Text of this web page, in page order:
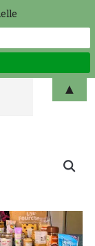
Search
▲